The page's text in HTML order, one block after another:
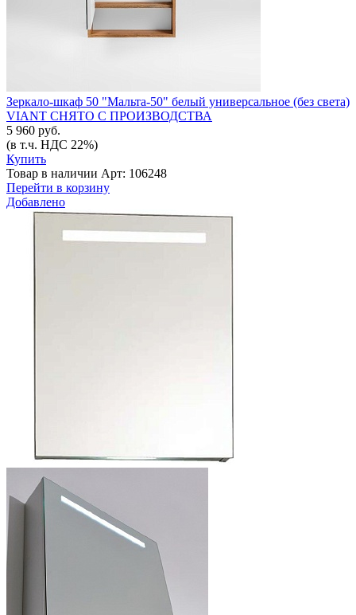
Зеркало-шкаф 50 "Мальта-50" белый универсальное (без света)
VIANT СНЯТО С ПРОИЗВОДСТВА
5 960 руб.
(в т.ч. НДС 22%)
Купить
Товар в наличии Арт: 106248
Перейти в корзину
Добавлено